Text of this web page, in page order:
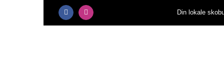
FacebookInstagram Din lokale